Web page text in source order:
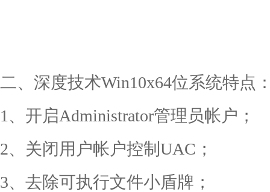
二、深度技术Win10x64位系统特点
1、开启Administrator管理员帐户；
2、关闭用户帐户控制UAC；
3、去除可执行文件小盾牌；